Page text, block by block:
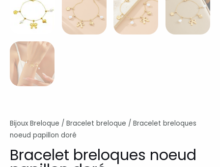
Bijoux Breloque / Bracelet breloque / Bracelet breloques
noeud papillon doré
Bracelet breloques noeud